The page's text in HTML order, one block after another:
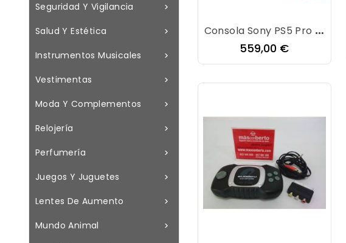

Seguridad Y Vigilancia

Salud Y Estética

Instrumentos Musicales

Vestimentas

Moda Y Complementos

Relojería

Perfumería

Juegos Y Juguetes

Lentes De Aumento

Mundo Animal
Consola Sony PS5 Pro 2Tb FW13.40 + Caja
Precio
559,00 €